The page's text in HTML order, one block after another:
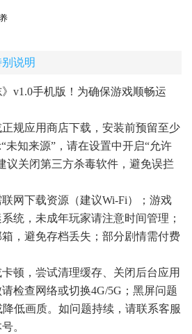
说明
v1.0手机版！为确保游戏顺畅运
规应用商店下载，安装前预留至少
未知来源”，请在设置中开启“允许
议关闭第三方杀毒软件，避免误拦
网下载资源（建议Wi-Fi）；游戏
统，未成年玩家请注意时间管理；
，避免存档丢失；部分剧情需付费
顿，尝试清理缓存、关闭后台应用
检查网络或切换4G/5G；黑屏问题
低画质。如问题持续，请联系客服
。